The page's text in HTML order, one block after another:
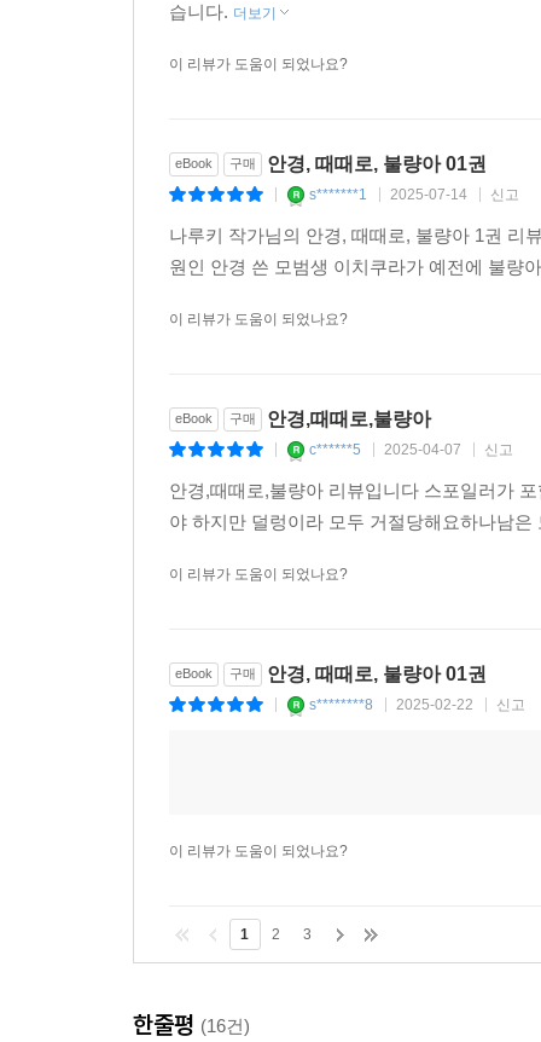
습니다. 더보기
이 리뷰가 도움이 되었나요?
eBook 구매 안경, 때때로, 불량아 01권
s*******1 2025-07-14 신고
나루키 작가님의 안경, 때때로, 불량아 1권 리
원인 안경 쓴 모범생 이치쿠라가 예전에 불량
이 리뷰가 도움이 되었나요?
eBook 구매 안경,때때로,불량아
c******5 2025-04-07 신고
안경,때때로,불량아 리뷰입니다 스포일러가
야 하지만 덜렁이라 모두 거절당해요하나남
이 리뷰가 도움이 되었나요?
eBook 구매 안경, 때때로, 불량아 01권
s********8 2025-02-22 신고
이 리뷰가 도움이 되었나요?
1 2 3
한줄평 (16건)